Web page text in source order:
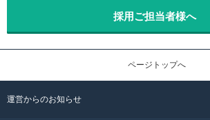
採用ご担当者様へ
ページトップへ
運営からのお知らせ